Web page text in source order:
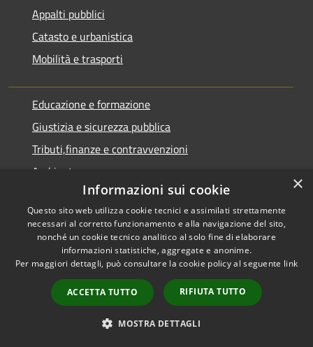
Appalti pubblici
Catasto e urbanistica
Mobilità e trasporti
Educazione e formazione
Giustizia e sicurezza pubblica
Tributi,finanze e contravvenzioni
Ambiente
Salute, benessere e assistenza
Autorizzazioni
NOVITÀ
Notizie
Comunicati
×
Informazioni sui cookie
Questo sito web utilizza cookie tecnici e assimilati strettamente
necessari al corretto funzionamento e alla navigazione del sito,
nonché un cookie tecnico analitico al solo fine di elaborare
informazioni statistiche, aggregate e anonime.
Per maggiori dettagli, può consultare la cookie policy al seguente link
ACCETTA TUTTO RIFIUTA TUTTO
MOSTRA DETTAGLI